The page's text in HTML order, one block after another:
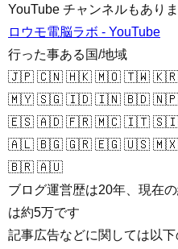
YouTube チャンネルもあり
ロウモ電脳ラボ - YouTube
行った事ある国/地域
🇯🇵 🇨🇳 🇭🇰 🇲🇴 🇹🇼
🇲🇾 🇸🇬 🇮🇩 🇮🇳 🇧🇩
🇪🇸 🇦🇩 🇫🇷 🇲🇨 🇮🇹
🇦🇱 🇧🇬 🇬🇷 🇪🇬 🇺🇸
🇧🇷 🇦🇺
ブログ運営歴は20年、現在
は約5万です
記事広告などに関しては以下